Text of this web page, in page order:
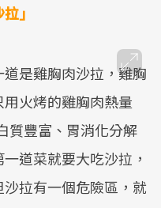
」
是雞胸肉沙拉，雞胸
火烤的雞胸肉熱量
質豐富、胃消化分解
道菜就要大吃沙拉，
拉有一個危險區，就